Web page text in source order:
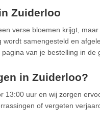
Zuiderloo
verse bloemen krijgt,
samengesteld en
van je bestelling in de
in Zuiderloo?
uur en wij zorgen
of vergeten